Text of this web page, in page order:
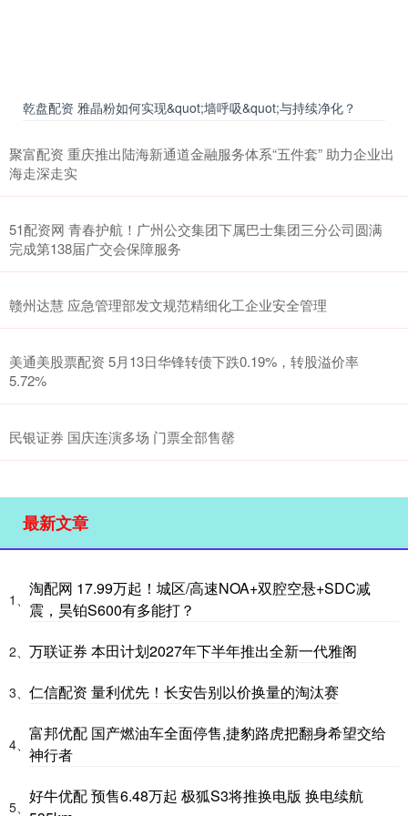
乾盘配资 雅晶粉如何实现&quot;墙呼吸&quot;与持续净化？
聚富配资 重庆推出陆海新通道金融服务体系“五件套” 助力企业出
海走深走实
51配资网 青春护航！广州公交集团下属巴士集团三分公司圆满
完成第138届广交会保障服务
赣州达慧 应急管理部发文规范精细化工企业安全管理
美通美股票配资 5月13日华锋转债下跌0.19%，转股溢价率
5.72%
民银证券 国庆连演多场 门票全部售罄
最新文章
1、
淘配网 17.99万起！城区/高速NOA+双腔空悬+SDC减
震，昊铂S600有多能打？
2、 万联证券 本田计划2027年下半年推出全新一代雅阁
3、 仁信配资 量利优先！长安告别以价换量的淘汰赛
4、
富邦优配 国产燃油车全面停售,捷豹路虎把翻身希望交给
神行者
5、
好牛优配 预售6.48万起 极狐S3将推换电版 换电续航